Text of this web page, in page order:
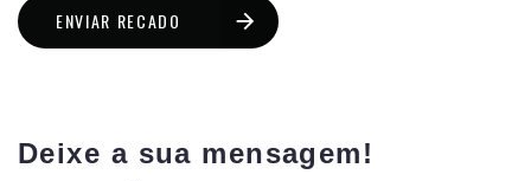
ENVIAR RECADO
Deixe a sua mensagem!